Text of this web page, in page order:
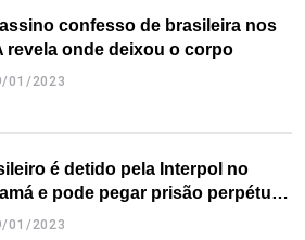
confesso de brasileira nos
revela onde deixou o corpo
01/2023
é detido pela Interpol no
e pode pegar prisão perpétua
01/2023